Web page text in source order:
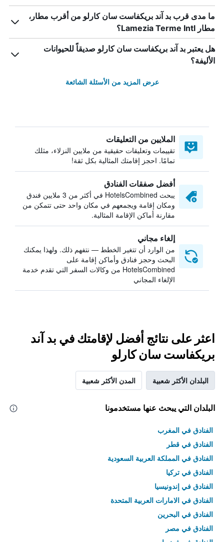
ما مدى قرب بد آند بريكفاست سان كارلو من أقرب مطار،
مطار Lamezia Terme Intl؟
هل يعتبر بد آند بريكفاست سان كارلو صديقاً للحيوانات
الأليفة؟
عرض المزيد من الأسئلة الشائعة
الملايين من التعليقات
تقييمات وتعليقات حقيقية من ملايين النزلاء، مثلك
تمامًا. احجز إقامتك المثالية بكل ثقة!
أفضل صفقات الفنادق
يبحث HotelsCombined في أكثر من 3 ملايين فندق
ومكان إقامة ويجمعهم في مكان واحد حتى تتمكن من
مقارنة أماكن الإقامة المثالية.
إلغاء مجاني
من الوارد أن تتغير الخطط — نتفهم ذلك. ولهذا يمكنك
البحث وحجز فنادق وأماكن إقامة على
HotelsCombined من وكالات السفر التي تقدم خدمة
الإلغاء المجاني
اعثر على نتائج أفضل لإقامتك في بد آند
بريكفاست سان كارلو
البلدان الأكثر شعبية المدن الأكثر شعبية
البلدان التي يبحث عنها مستخدمونا
الفنادق في المغرب
الفنادق في قطر
الفنادق في المملكة العربية السعودية
الفنادق في تركيا
الفنادق في إندونيسيا
الفنادق في الامارات العربية المتحدة
الفنادق في البحرين
الفنادق في مصر